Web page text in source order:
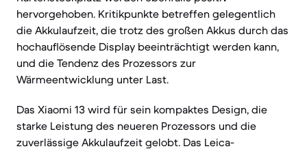
hervorgehoben. Kritikpunkte betreffen gelegentlich
die Akkulaufzeit, die trotz des großen Akkus durch das
hochauflösende Display beeinträchtigt werden kann,
und die Tendenz des Prozessors zur
Wärmeentwicklung unter Last.
Das Xiaomi 13 wird für sein kompaktes Design, die
starke Leistung des neueren Prozessors und die
zuverlässige Akkulaufzeit gelobt. Das Leica-